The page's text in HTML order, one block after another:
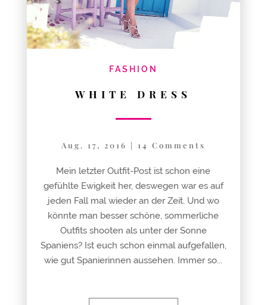
FASHION
WHITE DRESS
Aug. 17, 2016 | 14 Comments
Mein letzter Outfit-Post ist schon eine
gefühlte Ewigkeit her, deswegen war es auf
jeden Fall mal wieder an der Zeit. Und wo
könnte man besser schöne, sommerliche
Outfits shooten als unter der Sonne
Spaniens? Ist euch schon einmal aufgefallen,
wie gut Spanierinnen aussehen. Immer so...